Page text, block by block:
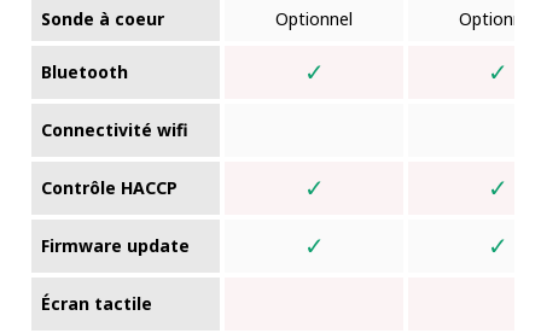
Sonde à coeur Optionnel Optionnel
Bluetooth ✓ ✓
Connectivité wifi
Contrôle HACCP ✓ ✓
Firmware update ✓ ✓
Écran tactile